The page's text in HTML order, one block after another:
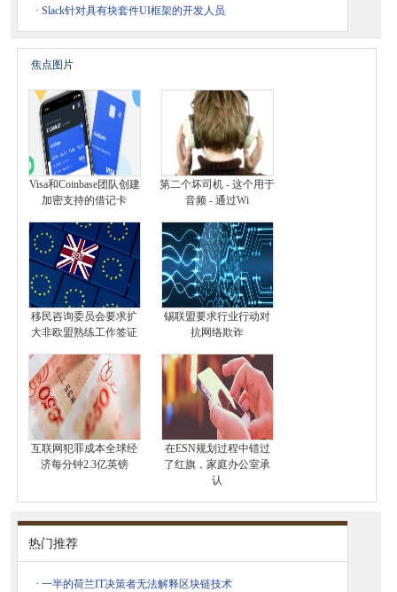
· Slack针对具有块套件UI框架的开发人员
焦点图片
Visa和Coinbase团队创建
加密支持的借记卡
第二个坏司机 - 这个用于
音频 - 通过Wi
移民咨询委员会要求扩
大非欧盟熟练工作签证
锡联盟要求行业行动对
抗网络欺诈
互联网犯罪成本全球经
济每分钟2.3亿英镑
在ESN规划过程中错过
了红旗，家庭办公室承
认
热门推荐
· 一半的荷兰IT决策者无法解释区块链技术